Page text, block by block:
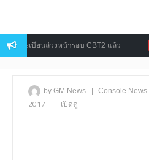
ทะเบียนล่วงหน้ารอบ CBT2 แล้ว
by GM News | Console News
2017 | เปิดดู